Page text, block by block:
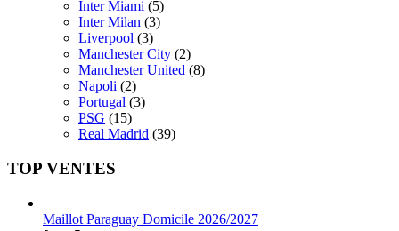
Inter Miami (5)
Inter Milan (3)
Liverpool (3)
Manchester City (2)
Manchester United (8)
Napoli (2)
Portugal (3)
PSG (15)
Real Madrid (39)
TOP VENTES
Maillot Paraguay Domicile 2026/2027